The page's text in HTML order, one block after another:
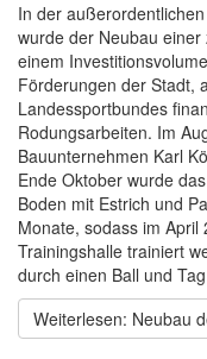
In der
wurde der Neubau
einem
Förderungen der Stadt,
Landessportbundes
Rodungsarbeiten. Im
Bauunternehmen Karl
Ende Oktober wurde
Boden mit Estrich und
Monate, sodass im
Trainingshalle trainiert
durch einen Ball und
Weiterlesen: Neubau